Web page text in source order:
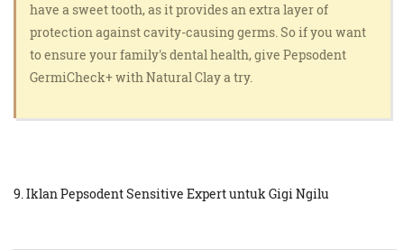
have a sweet tooth, as it provides an extra layer of
protection against cavity-causing germs. So if you want
to ensure your family's dental health, give Pepsodent
GermiCheck+ with Natural Clay a try.
9. Iklan Pepsodent Sensitive Expert untuk Gigi Ngilu